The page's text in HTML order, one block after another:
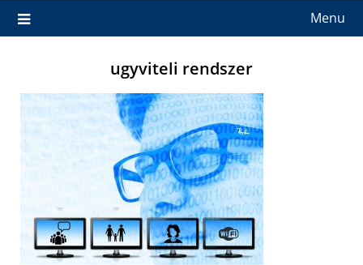
Menu
ugyviteli rendszer